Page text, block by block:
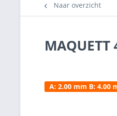
Naar overzicht
A: 2.00 mm B: 4.00